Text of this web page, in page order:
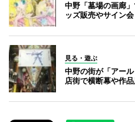
中野「墓場の画廊
ッズ販売やサイン会
見る・遊ぶ
中野の街が「アー
店街で横断幕や作品